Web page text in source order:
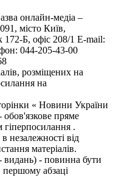
онлайн-медіа –
місто Київ,
Б, офіс 208/1 E-mail:
044-205-43-00
розміщених на
на
« Новини України
обов'язкове пряме
гіперпосилання .
незалежності від
матеріалів.
видань) - повинна бути
першому абзаці